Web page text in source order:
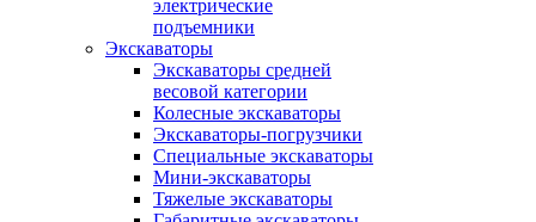
электрические
подъемники
Экскаваторы
Экскаваторы средней
весовой категории
Колесные экскаваторы
Экскаваторы-погрузчики
Специальные экскаваторы
Мини-экскаваторы
Тяжелые экскаваторы